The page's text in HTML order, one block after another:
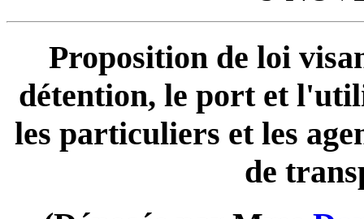
Proposition de loi
détention, le port et
les particuliers et les
de